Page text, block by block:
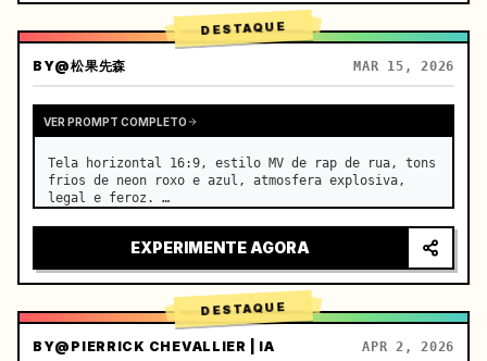
DESTAQUE
BY@松果先森 MAR 15, 2026
VER PROMPT COMPLETO
Tela horizontal 16:9, estilo MV de rap de rua, tons
frios de neon roxo e azul, atmosfera explosiva,
legal e feroz. …
EXPERIMENTE AGORA
DESTAQUE
BY@PIERRICK CHEVALLIER | IA APR 2, 2026